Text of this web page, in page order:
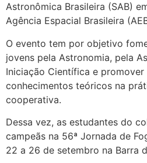
Astronômica Brasileira (SAB)
Agência Espacial Brasileira
O evento tem por objetivo
jovens pela Astronomia, pela
Iniciação Científica e
conhecimentos teóricos na
cooperativa.
Dessa vez, as estudantes do
campeãs na 56ª Jornada de
22 a 26 de setembro na Barra